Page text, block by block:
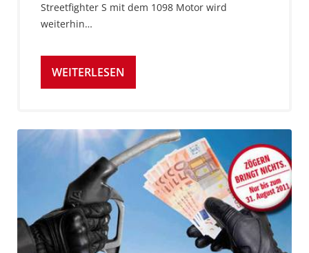
Streetfighter S mit dem 1098 Motor wird
weiterhin…
WEITERLESEN